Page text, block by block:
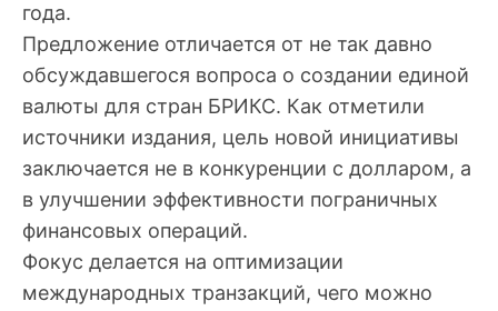
года.
Предложение отличается от не так давно
обсуждавшегося вопроса о создании единой
валюты для стран БРИКС. Как отметили
источники издания, цель новой инициативы
заключается не в конкуренции с долларом, а
в улучшении эффективности пограничных
финансовых операций.
Фокус делается на оптимизации
международных транзакций, чего можно